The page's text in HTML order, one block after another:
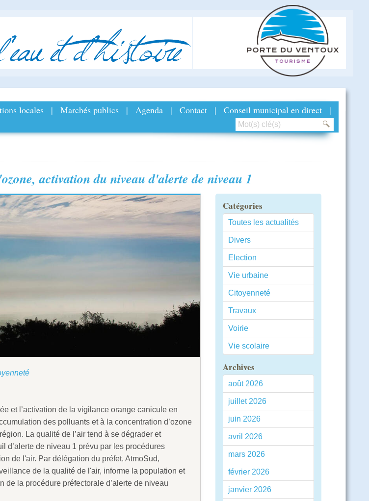
’eauetd’histoire
locales | Marchés publics | Agenda | Contact | Conseil municipal en direct |
activation du niveau d'alerte de niveau 1
et l’activation de la vigilance orange canicule en
des polluants et à la concentration d’ozone
La qualité de l’air tend à se dégrader et
d’alerte de niveau 1 prévu par les procédures
de l'air. Par délégation du préfet, AtmoSud,
de la qualité de l'air, informe la population et
de la procédure préfectorale d’alerte de niveau
Catégories
Toutes les actualités
Divers
Election
Vie urbaine
Citoyenneté
Travaux
Voirie
Vie scolaire
Archives
août 2026
juillet 2026
juin 2026
avril 2026
mars 2026
février 2026
janvier 2026